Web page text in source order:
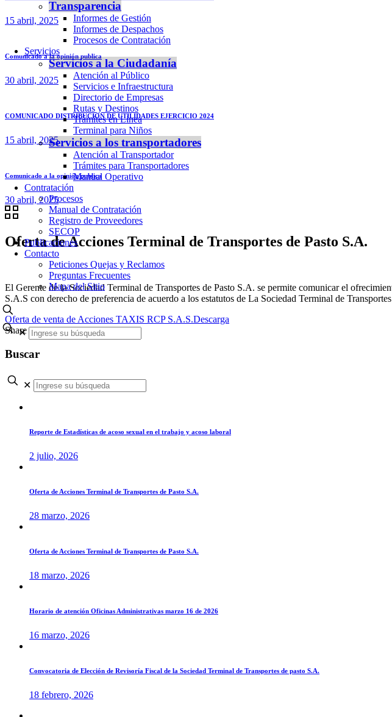
Transparencia
Informes de Gestión
Informes de Despachos
Procesos de Contratación
Servicios
Servicios a la Ciudadanía
Atención al Público
Servicios e Infraestructura
Directorio de Empresas
Rutas y Destinos
Trámites en Línea
Terminal para Niños
Servicios a los transportadores
Atención al Transportador
Trámites para Transportadores
Manual Operativo
Contratación
Procesos
Manual de Contratación
Registro de Proveedores
SECOP
Publicaciones
Contacto
Peticiones Quejas y Reclamos
Preguntas Frecuentes
Mapa del Sitio
✕
15 abril, 2025
Comunicado a la opinión publica
30 abril, 2025
COMUNICADO DISTRIBUCION DE UTILIDADES EJERCICIO 2024
15 abril, 2025
Comunicado a la opinión publica
30 abril, 2025
Oferta de Acciones Terminal de Transportes de Pasto S.A.
El Gerente de la Sociedad Terminal de Transportes de Pasto S.A. se permite comunicar el
S.A.S con derecho de preferencia de acuerdo a los estatutos de La Sociedad Terminal de
Oferta de venta de Acciones TAXIS RCP S.A.S.Descarga
Share
Buscar
✕
Reporte de Estadísticas de acoso sexual en el trabajo y acoso laboral
2 julio, 2026
Oferta de Acciones Terminal de Transportes de Pasto S.A.
28 marzo, 2026
Oferta de Acciones Terminal de Transportes de Pasto S.A.
18 marzo, 2026
Horario de atención Oficinas Administrativas marzo 16 de 2026
16 marzo, 2026
Convocatoria de Elección de Revisoría Fiscal de la Sociedad Terminal de Transportes de pasto S.A.
18 febrero, 2026